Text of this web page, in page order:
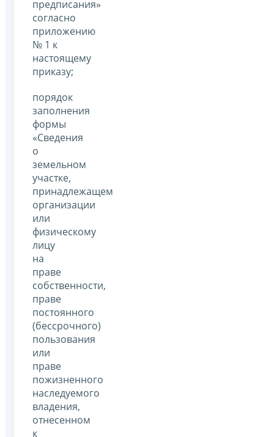
предписания»
согласно
приложению
№ 1 к
настоящему
приказу;
порядок
заполнения
формы
«Сведения
о
земельном
участке,
принадлежащем
организации
или
физическому
лицу
на
праве
собственности,
праве
постоянного
(бессрочного)
пользования
или
праве
пожизненного
наследуемого
владения,
отнесенном
к